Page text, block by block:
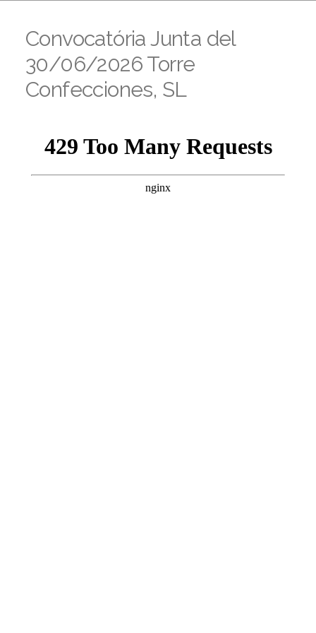
Convocatória Junta del
30/06/2026 Torre
Confecciones, SL